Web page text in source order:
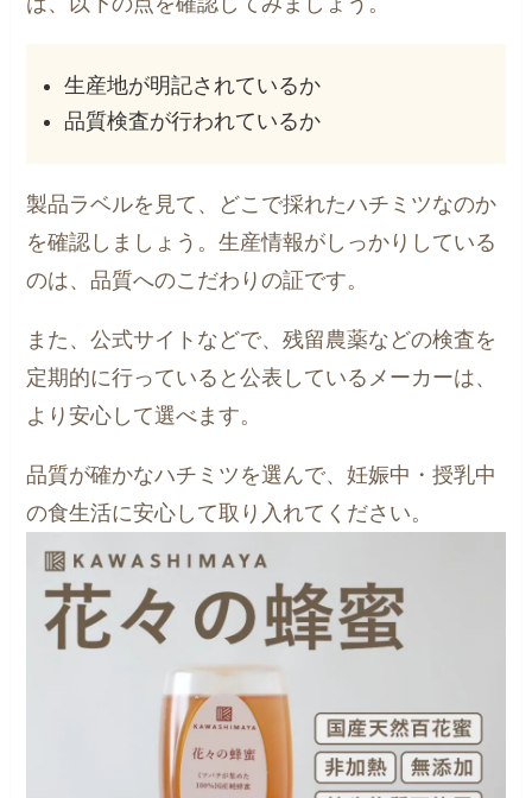
生産地が明記されているか
品質検査が行われているか
製品ラベルを見て、どこで採れたハチミツなのか
を確認しましょう。生産情報がしっかりしている
のは、品質へのこだわりの証です。
また、公式サイトなどで、残留農薬などの検査を
定期的に行っていると公表しているメーカーは、
より安心して選べます。
品質が確かなハチミツを選んで、妊娠中・授乳中
の食生活に安心して取り入れてください。